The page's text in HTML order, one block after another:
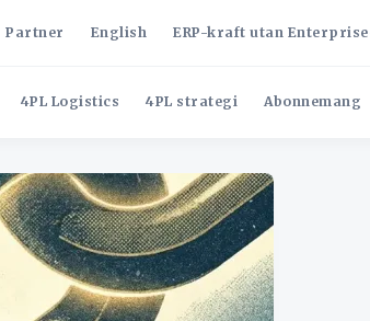
Partner English ERP-kraft utan
4PL Logistics 4PL strategi Abonnemang